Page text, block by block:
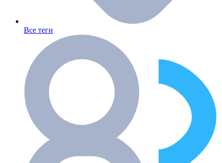
Все теги